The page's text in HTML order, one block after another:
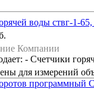
воды ствг-1-65,
Компании
- Счетчики
для измерений